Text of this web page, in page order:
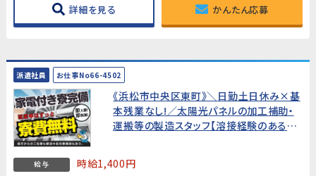
詳細を見る かんたん応募
派遣社員 お仕事No66-4502
《浜松市中央区東町》＼日勤土日休み×基
本残業なし!／太陽光パネルの加工補助・
運搬等の製造スタッフ【溶接経験のある
給与 時給1,400円